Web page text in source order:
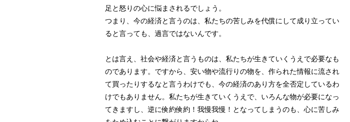
足と怒りの心に悩まされるでしょう。
つまり、今の経済と言うのは、私たちの苦しみを代償にして成り立ってい
ると言っても、過言ではないんです。
とは言え、社会や経済と言うものは、私たちが生きていくうえで必要なも
のであります。ですから、安い物や流行りの物を、作られた情報に流され
て買ったりするなと言うわけでも、今の経済のあり方を全否定しているわ
けでもありません。私たちが生きていくうえで、いろんな物が必要になっ
てきますし、逆に倹約倹約！我慢我慢！となってしまうのも、心に苦しみ